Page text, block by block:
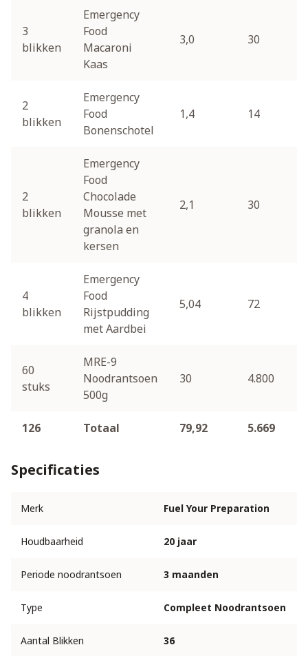
3
blikken
Emergency
Food
Macaroni
Kaas
3,0 30
2
blikken
Emergency
Food
Bonenschotel
1,4 14
2
blikken
Emergency
Food
Chocolade
Mousse met
granola en
kersen
2,1 30
4
blikken
Emergency
Food
Rijstpudding
met Aardbei
5,04 72
60
stuks
MRE-9
Noodrantsoen
500g
30 4.800
126 Totaal 79,92 5.669
Specificaties
Merk Fuel Your Preparation
Houdbaarheid 20 jaar
Periode noodrantsoen 3 maanden
Type Compleet Noodrantsoen
Aantal Blikken 36